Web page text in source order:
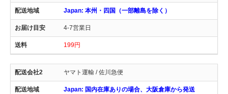
Japan: 本州・四国（一部離島を除く）
4-7営業日
199円
ヤマト運輸 / 佐川急便
Japan: 国内在庫ありの場合、大阪倉庫から発送